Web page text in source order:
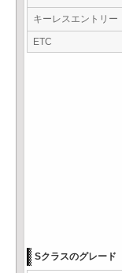
キーレスエントリー
ETC
Sクラスのグレード